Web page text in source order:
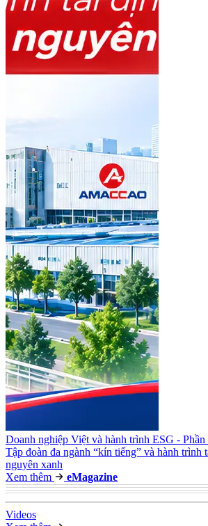
Doanh nghiệp Việt và hành trình ESG -
Tập đoàn đa ngành “kín tiếng” và hành trình
nguyên xanh
Xem thêm
eMagazine
Videos